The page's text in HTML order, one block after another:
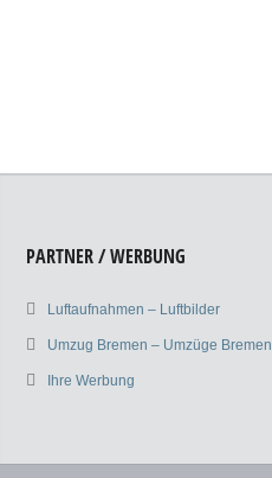
PARTNER / WERBUNG
Luftaufnahmen – Luftbilder
Umzug Bremen – Umzüge Bremen
Ihre Werbung